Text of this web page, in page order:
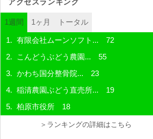
アクセスランキング
1週間 1ヶ月 トータル
有限会社ムーンソフト... 72
こんどうぶどう農園... 55
かわち国分整骨院... 23
稲清農園ぶどう直売所... 19
柏原市役所18
＞ランキングの詳細はこちら